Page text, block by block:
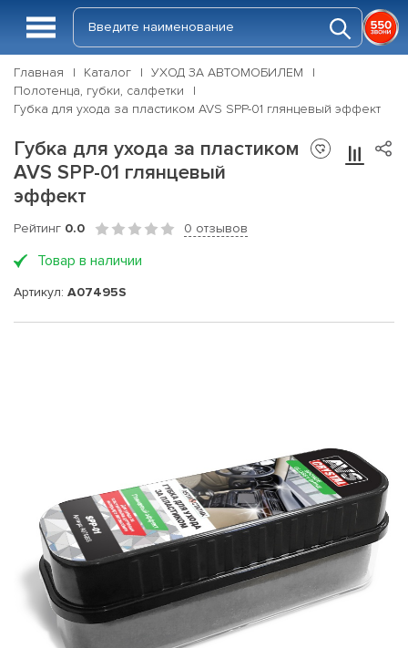
Главная Каталог
УХОД ЗА АВТОМОБИЛЕМ
Полотенца, губки, салфетки
Губка для ухода за пластиком AVS SPP-01 глянцевый эффект
Губка для ухода за пластиком
AVS SPP-01 глянцевый
эффект
Рейтинг 0.0 0 отзывов
Товар в наличии
Артикул: A07495S